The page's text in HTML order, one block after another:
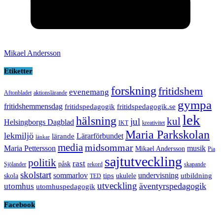
Mikael Andersson
Etiketter
Aftonbladet aktionslärande evenemang forskningfritidshem
fritidshemmensdag fritidspedagogik fritidspedagogik.se gympa
Helsingborgs Dagblad hälsning IKT jul kreativitet kul lek
lekmiljö länkar lärande Lärarförbundet Maria Parkskolan
Maria Pettersson mediamidsommar Mikael Andersson musik Pia
Sjölander politik påsk rast rekord sajtutveckling skapande
skola skolstart sommarlov TED tips ukulele undervisning utbildning
utomhus utomhuspedagogik utveckling äventyrspedagogik
Facebook